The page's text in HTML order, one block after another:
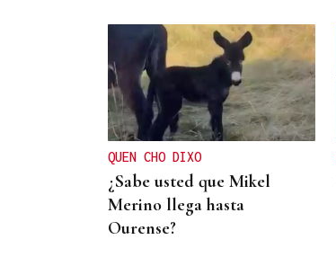
QUEN CHO DIXO
¿Sabe usted que Mikel
Merino llega hasta
Ourense?